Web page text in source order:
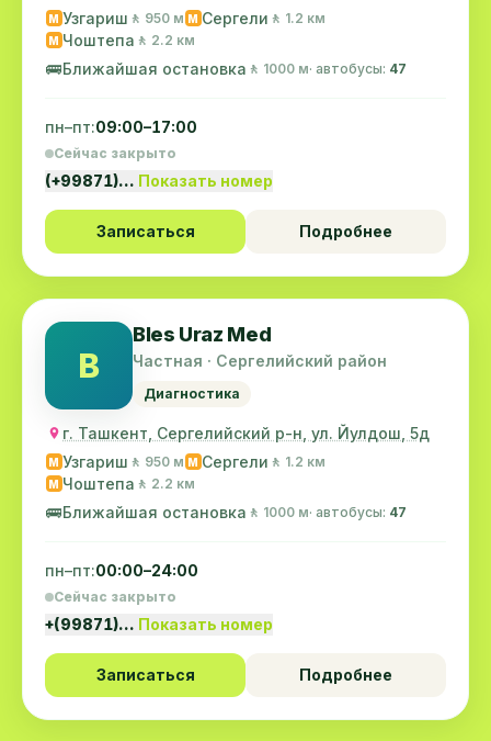
M Узгариш 🚶 950 м M Сергели 🚶 1.2 км
M Чоштепа 🚶 2.2 км
🚌Ближайшая остановка 🚶 1000 м· автобусы: 47
пн–пт:09:00–17:00
Сейчас закрыто
(+99871)… Показать номер
Записаться Подробнее
B
Bles Uraz Med
Частная · Сергелийский район
Диагностика
г. Ташкент, Сергелийский р-н, ул. Йулдош, 5д
M Узгариш 🚶 950 м M Сергели 🚶 1.2 км
M Чоштепа 🚶 2.2 км
🚌Ближайшая остановка 🚶 1000 м· автобусы: 47
пн–пт:00:00–24:00
Сейчас закрыто
+(99871)… Показать номер
Записаться Подробнее